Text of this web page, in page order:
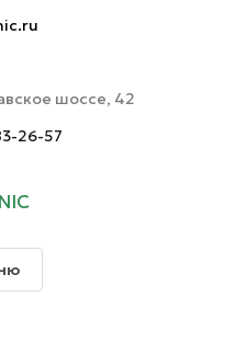
шоссе, 42
26-57